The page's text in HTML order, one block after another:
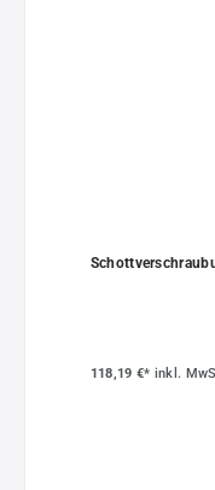
118,19 €* inkl.